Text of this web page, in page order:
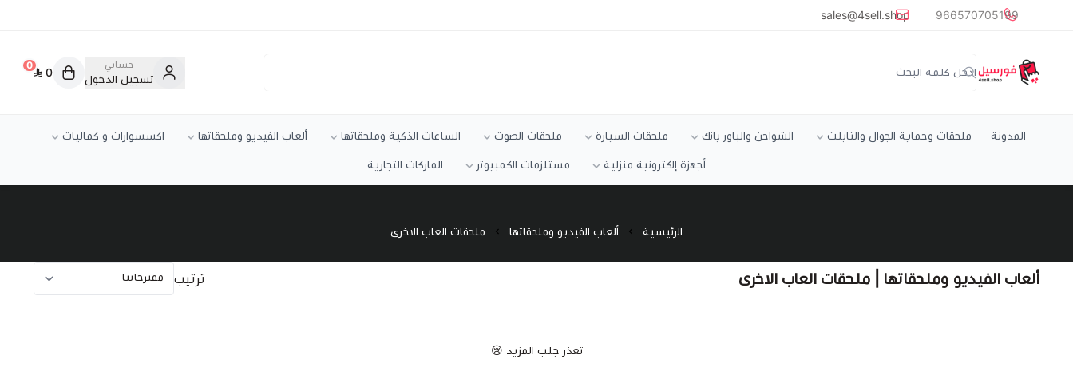
common.titles.skip_to_main_content
966570705199
sales@4sell.shop
متجر فورسيل
حسابي
تسجيل الدخول
0
0
المدونة ملحقات وحماية الجوال والتابلت الشواحن والباور بانك ملحقات السيارة ملحقات الصوت الساعات الذكية وملحقاتها ألعاب الفيديو وملحقاتها اكسسوارات و كماليات
أجهزة إلكترونية منزلية مستلزمات الكمبيوتر الماركات التجارية
الرئيسية ألعاب الفيديو وملحقاتها ملحقات العاب الاخرى
ألعاب الفيديو وملحقاتها | ملحقات العاب الاخرى ترتيب
تعذر جلب المزيد 😢